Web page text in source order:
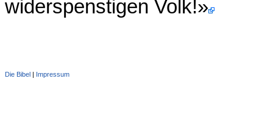
widerspenstigen Volk!»
Die Bibel | Impressum